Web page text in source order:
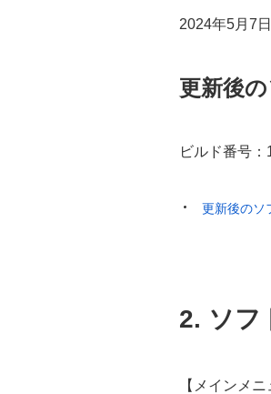
2024年5月7
更新後
ビルド番号
更新後のソ
2. ソフ
【メインメ